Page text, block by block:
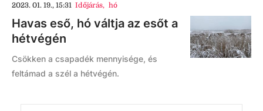
2023. 01. 19., 15:31 Időjárás, hó
Havas eső, hó váltja az esőt a
hétvégén
Csökken a csapadék mennyisége, és
feltámad a szél a hétvégén.